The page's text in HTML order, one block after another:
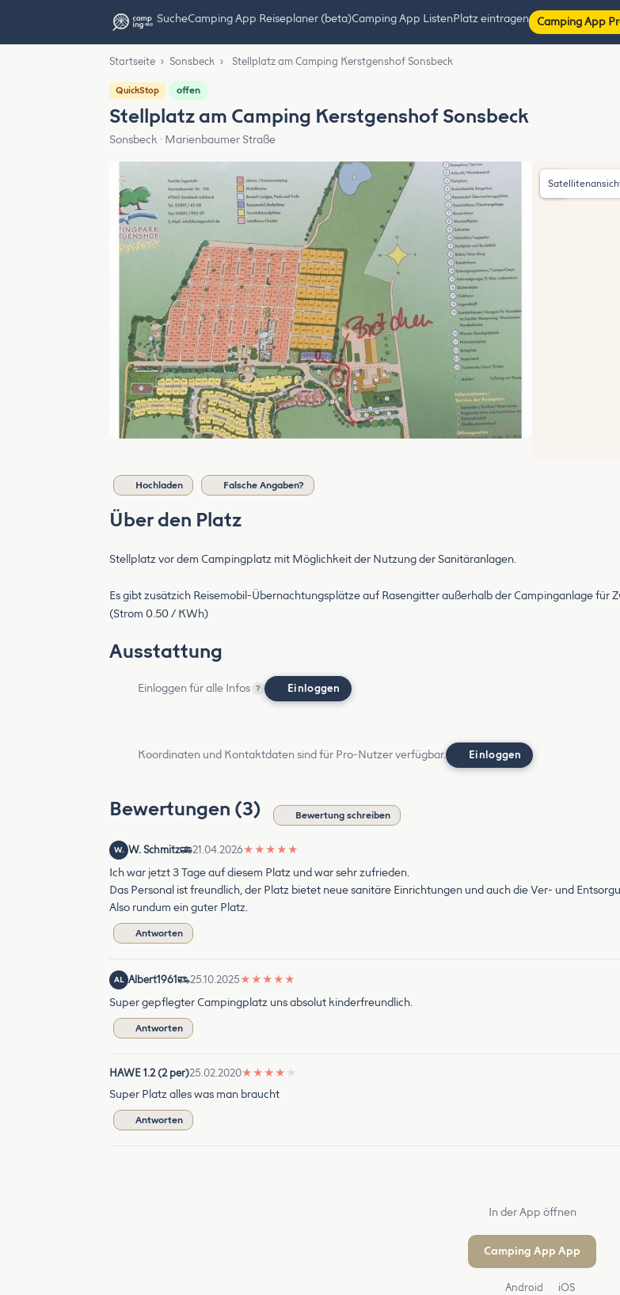
SucheCamping App Reiseplaner (beta)Camping App ListenPlatz eintragen Camping App
Startseite › Sonsbeck › Stellplatz am Camping Kerstgenshof Sonsbeck
QuickStop offen
Stellplatz am Camping Kerstgenshof Sonsbeck
Sonsbeck · Marienbaumer Straße
Hochladen Falsche Angaben?
Über den Platz
Stellplatz vor dem Campingplatz mit Möglichkeit der Nutzung der Sanitäranlagen.
Es gibt zusätzich Reisemobil-Übernachtungsplätze auf Rasengitter außerhalb der Campinganlage für
(Strom 0.50 / KWh)
Ausstattung
Einloggen für alle Infos ? Einloggen
Koordinaten und Kontaktdaten sind für Pro-Nutzer verfügbar. Einloggen
Bewertungen (3) Bewertung schreiben
W. W. Schmitz 21.04.2026★ ★ ★ ★ ★
Ich war jetzt 3 Tage auf diesem Platz und war sehr zufrieden.
Das Personal ist freundlich, der Platz bietet neue sanitäre Einrichtungen und auch die Ver- und
Also rundum ein guter Platz.
Antworten
AL Albert1961 25.10.2025★ ★ ★ ★ ★
Super gepflegter Campingplatz uns absolut kinderfreundlich.
Antworten
HAWE 1.2 (2 per)25.02.2020★ ★ ★ ★ ★
Super Platz alles was man braucht
Antworten
In der App öffnen
Camping App App
Android iOS